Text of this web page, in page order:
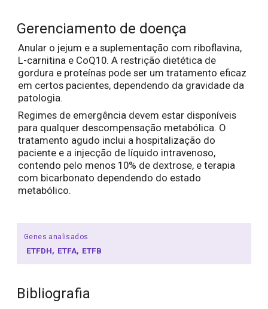
Gerenciamento de doença
Anular o jejum e a suplementação com riboflavina,
L-carnitina e CoQ10. A restrição dietética de
gordura e proteínas pode ser um tratamento eficaz
em certos pacientes, dependendo da gravidade da
patologia.
Regimes de emergência devem estar disponíveis
para qualquer descompensação metabólica. O
tratamento agudo inclui a hospitalização do
paciente e a injecção de líquido intravenoso,
contendo pelo menos 10% de dextrose, e terapia
com bicarbonato dependendo do estado
metabólico.
Genes analisados
ETFDH ETFA ETFB
Bibliografia